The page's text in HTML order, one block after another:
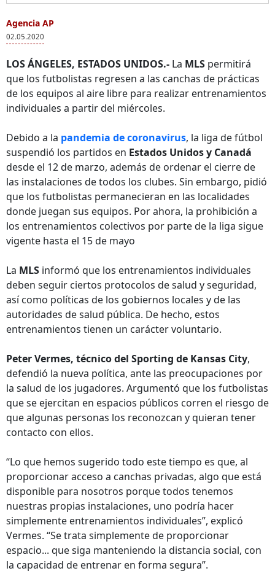
Agencia AP
02.05.2020
LOS ÁNGELES, ESTADOS UNIDOS.- La MLS permitirá
que los futbolistas regresen a las canchas de prácticas
de los equipos al aire libre para realizar entrenamientos
individuales a partir del miércoles.
Debido a la pandemia de coronavirus, la liga de fútbol
suspendió los partidos en Estados Unidos y Canadá
desde el 12 de marzo, además de ordenar el cierre de
las instalaciones de todos los clubes. Sin embargo, pidió
que los futbolistas permanecieran en las localidades
donde juegan sus equipos. Por ahora, la prohibición a
los entrenamientos colectivos por parte de la liga sigue
vigente hasta el 15 de mayo
La MLS informó que los entrenamientos individuales
deben seguir ciertos protocolos de salud y seguridad,
así como políticas de los gobiernos locales y de las
autoridades de salud pública. De hecho, estos
entrenamientos tienen un carácter voluntario.
Peter Vermes, técnico del Sporting de Kansas City,
defendió la nueva política, ante las preocupaciones por
la salud de los jugadores. Argumentó que los futbolistas
que se ejercitan en espacios públicos corren el riesgo de
que algunas personas los reconozcan y quieran tener
contacto con ellos.
“Lo que hemos sugerido todo este tiempo es que, al
proporcionar acceso a canchas privadas, algo que está
disponible para nosotros porque todos tenemos
nuestras propias instalaciones, uno podría hacer
simplemente entrenamientos individuales”, explicó
Vermes. “Se trata simplemente de proporcionar
espacio... que siga manteniendo la distancia social, con
la capacidad de entrenar en forma segura”.